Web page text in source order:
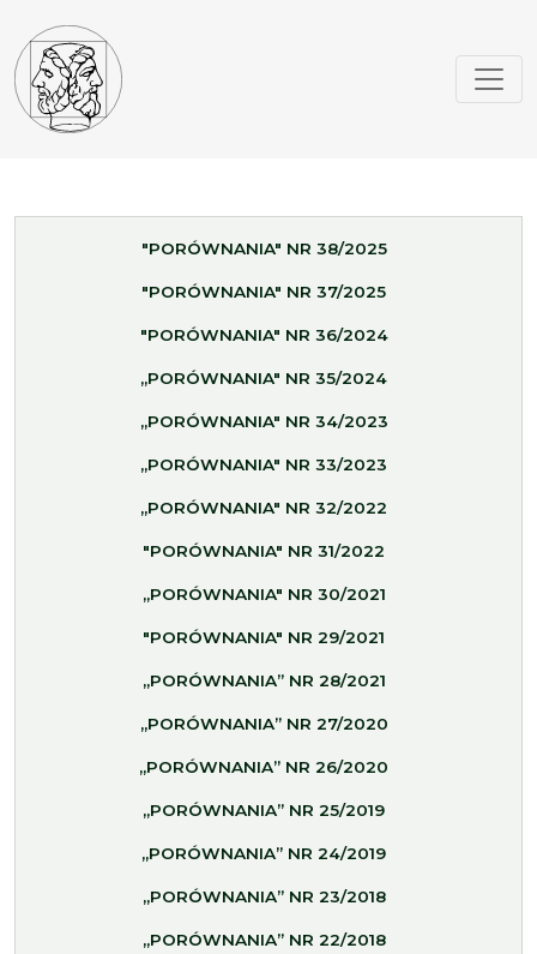
"PORÓWNANIA" NR 38/2025
"PORÓWNANIA" NR 37/2025
"PORÓWNANIA" NR 36/2024
„PORÓWNANIA" NR 35/2024
„PORÓWNANIA" NR 34/2023
„PORÓWNANIA" NR 33/2023
„PORÓWNANIA" NR 32/2022
"PORÓWNANIA" NR 31/2022
„PORÓWNANIA" NR 30/2021
"PORÓWNANIA" NR 29/2021
„PORÓWNANIA” NR 28/2021
„PORÓWNANIA” NR 27/2020
„PORÓWNANIA” NR 26/2020
„PORÓWNANIA” NR 25/2019
„PORÓWNANIA” NR 24/2019
„PORÓWNANIA” NR 23/2018
„PORÓWNANIA” NR 22/2018